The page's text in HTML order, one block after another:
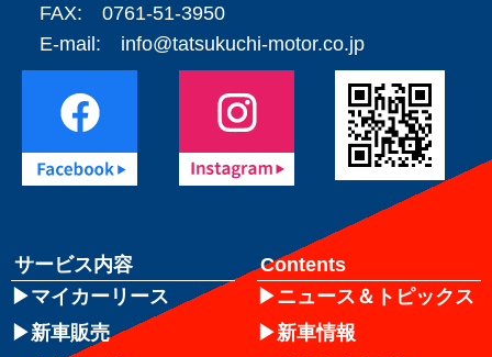
FAX: 0761-51-3950
E-mail: info@tatsukuchi-motor.co.jp
サービス内容
マイカーリース
新車販売
Contents
ニュース＆トピックス
新車情報